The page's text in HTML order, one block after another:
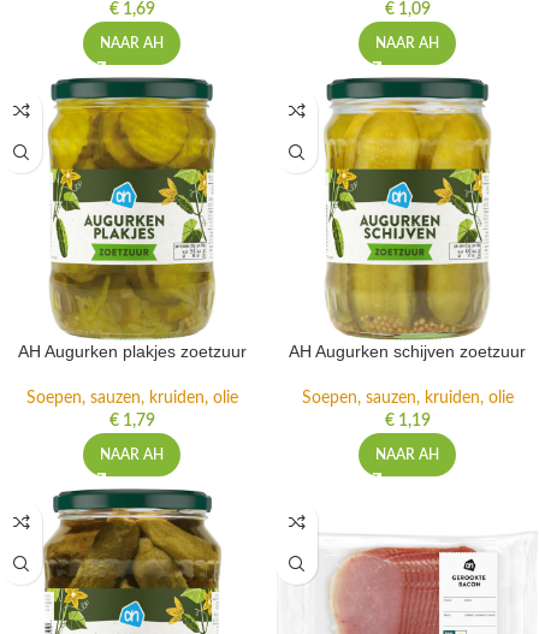
€1,69
NAAR AH
€1,09
NAAR AH
AH Augurken plakjes zoetzuur
Soepen, sauzen, kruiden, olie
€1,79
NAAR AH
AH Augurken schijven zoetzuur
Soepen, sauzen, kruiden, olie
€1,19
NAAR AH